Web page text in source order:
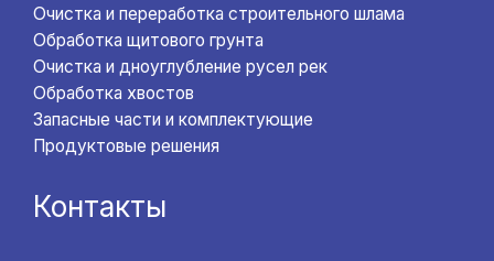
Очистка и переработка строительного шлама
Обработка щитового грунта
Очистка и дноуглубление русел рек
Обработка хвостов
Запасные части и комплектующие
Продуктовые решения
Контакты